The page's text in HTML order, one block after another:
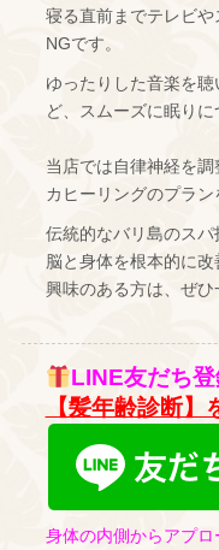
寝る直前までテレビ
NGです。
ゆったりした音楽を
ど、スムーズに眠りに
当店では自律神経を
カヒーリングのプラン
伝統的なバリ島のス
脳と身体を根本的に改
興味のある方は、ぜひ
LINE友だち
【髪年齢診断】
身体の内側からアプロ